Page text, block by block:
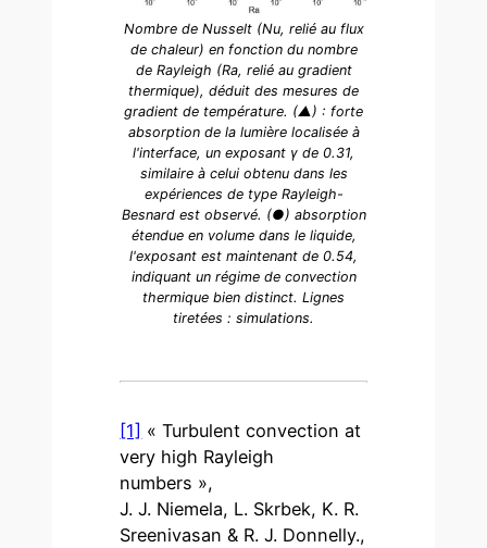
Nombre de Nusselt (Nu, relié au flux
de chaleur) en fonction du nombre
de Rayleigh (Ra, relié au gradient
thermique), déduit des mesures de
gradient de température. (▲) : forte
absorption de la lumière localisée à
l'interface, un exposant γ de 0.31,
similaire à celui obtenu dans les
expériences de type Rayleigh-
Besnard est observé. (●) absorption
étendue en volume dans le liquide,
l'exposant est maintenant de 0.54,
indiquant un régime de convection
thermique bien distinct. Lignes
tiretées : simulations.
[1] « Turbulent convection at
very high Rayleigh
numbers »,
J. J. Niemela, L. Skrbek, K. R.
Sreenivasan & R. J. Donnelly.,